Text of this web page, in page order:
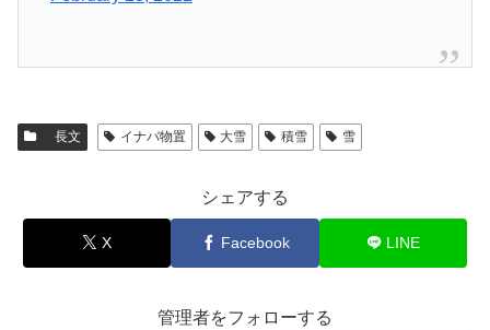
長文 イナバ物置 大雪 積雪 雪
シェアする
X Facebook LINE
管理者をフォローする